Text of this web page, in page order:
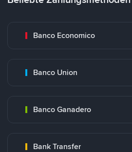
Banco Economico
Banco Union
Banco Ganadero
Bank Transfer